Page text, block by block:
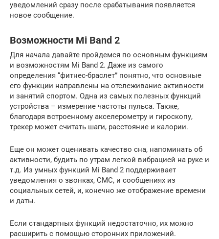
уведомлений сразу после срабатывания появляется
новое сообщение.
Возможности Mi Band 2
Для начала давайте пройдемся по основным функциям
и возможностям Mi Band 2. Даже из самого
определения “фитнес-браслет” понятно, что основные
его функции направлены на отслеживание активности
и занятий спортом. Одна из самых полезных функций
устройства – измерение частоты пульса. Также,
благодаря встроенному акселерометру и гироскопу,
трекер может считать шаги, расстояние и калории.
Еще он может оценивать качество сна, напоминать об
активности, будить по утрам легкой вибрацией на руке и
т.д. Из умных функций Mi Band 2 поддерживает
уведомления о звонках, СМС, и сообщениях из
социальных сетей, и, конечно же отображение времени
и даты.
Если стандартных функций недостаточно, их можно
расширить с помощью сторонних приложений.